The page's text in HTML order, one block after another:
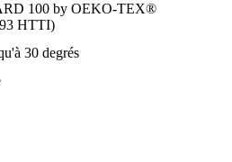
100 by OEKO-TEX®
HTTI)
30 degrés